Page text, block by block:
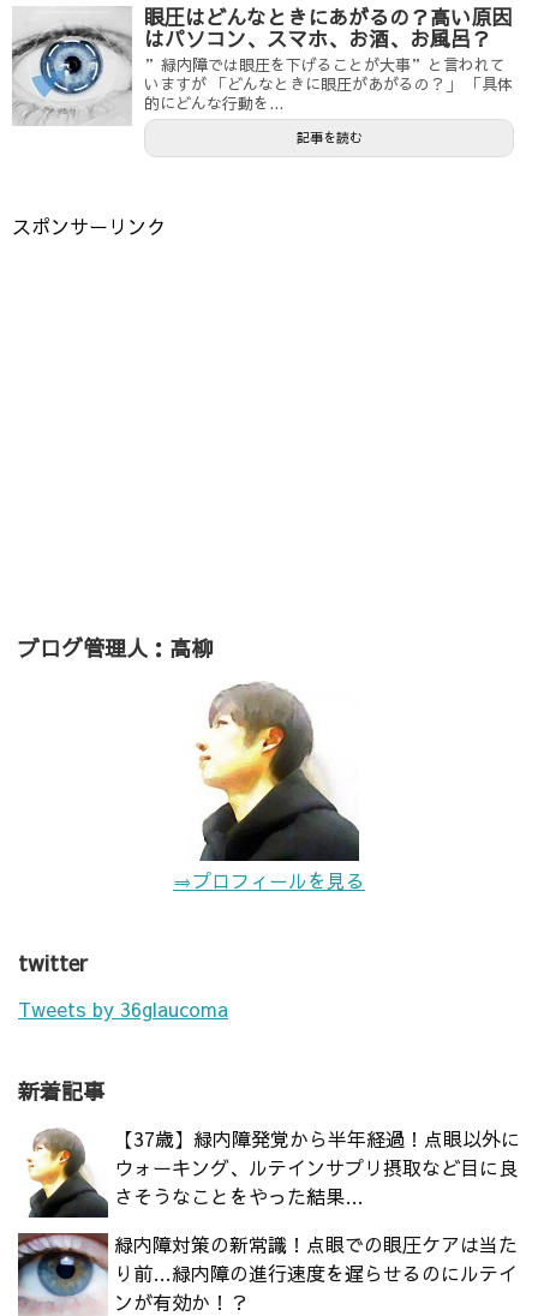
眼圧はどんなときにあがるの？高い原因
はパソコン、スマホ、お酒、お風呂？
”緑内障では眼圧を下げることが大事”と言われて
いますが 「どんなときに眼圧があがるの？」 「具体
的にどんな行動を...
記事を読む
スポンサーリンク
ブログ管理人：高柳
⇒プロフィールを見る
twitter
Tweets by 36glaucoma
新着記事
【37歳】緑内障発覚から半年経過！点眼以外に
ウォーキング、ルテインサプリ摂取など目に良
さそうなことをやった結果…
緑内障対策の新常識！点眼での眼圧ケアは当た
り前…緑内障の進行速度を遅らせるのにルテイ
ンが有効か！？